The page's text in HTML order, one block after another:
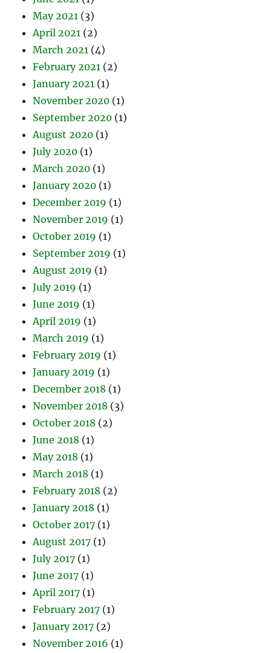
May 2021 (3)
April 2021 (2)
March 2021 (4)
February 2021 (2)
January 2021 (1)
November 2020 (1)
September 2020 (1)
August 2020 (1)
July 2020 (1)
March 2020 (1)
January 2020 (1)
December 2019 (1)
November 2019 (1)
October 2019 (1)
September 2019 (1)
August 2019 (1)
July 2019 (1)
June 2019 (1)
April 2019 (1)
March 2019 (1)
February 2019 (1)
January 2019 (1)
December 2018 (1)
November 2018 (3)
October 2018 (2)
June 2018 (1)
May 2018 (1)
March 2018 (1)
February 2018 (2)
January 2018 (1)
October 2017 (1)
August 2017 (1)
July 2017 (1)
June 2017 (1)
April 2017 (1)
February 2017 (1)
January 2017 (2)
November 2016 (1)